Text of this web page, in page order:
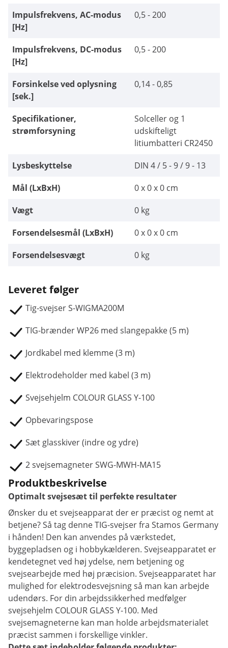
Impulsfrekvens, AC-modus
[Hz]
0,5 - 200
Impulsfrekvens, DC-modus
[Hz]
0,5 - 200
Forsinkelse ved oplysning
[sek.]
0,14 - 0,85
Specifikationer,
strømforsyning
Solceller og 1
udskifteligt
litiumbatteri CR2450
Lysbeskyttelse
DIN 4 / 5 - 9 / 9 - 13
Mål (LxBxH)
0 x 0 x 0 cm
Vægt
0 kg
Forsendelsesmål (LxBxH)
0 x 0 x 0 cm
Forsendelsesvægt
0 kg
Leveret følger
Tig-svejser S-WIGMA200M
TIG-brænder WP26 med slangepakke (5 m)
Jordkabel med klemme (3 m)
Elektrodeholder med kabel (3 m)
Svejsehjelm COLOUR GLASS Y-100
Opbevaringspose
Sæt glasskiver (indre og ydre)
2 svejsemagneter SWG-MWH-MA15
Produktbeskrivelse
Optimalt svejsesæt til perfekte resultater
Ønsker du et svejseapparat der er præcist og nemt at
betjene? Så tag denne TIG-svejser fra Stamos Germany
i hånden! Den kan anvendes på værkstedet,
byggepladsen og i hobbykælderen. Svejseapparatet er
kendetegnet ved høj ydelse, nem betjening og
svejsearbejde med høj præcision. Svejseapparatet har
mulighed for elektrodesvejsning så man kan arbejde
udendørs. For din arbejdssikkerhed medfølger
svejsehjelm COLOUR GLASS Y-100. Med
svejsemagneterne kan man holde arbejdsmaterialet
præcist sammen i forskellige vinkler.